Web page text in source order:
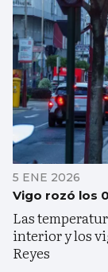
5 ENE 2026
Vigo rozó los
Las
interior y los
Reyes